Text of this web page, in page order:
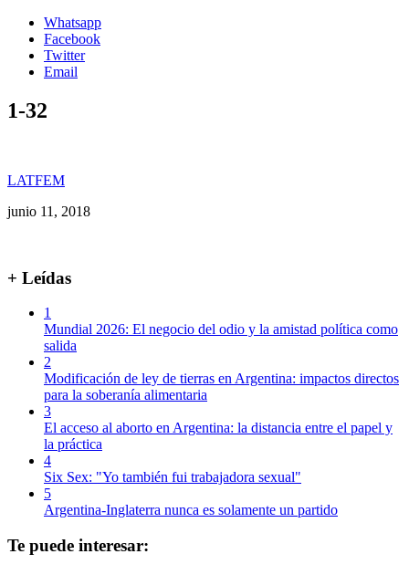
Whatsapp
Facebook
Twitter
Email
1-32
LATFEM
junio 11, 2018
+ Leídas
1
Mundial 2026: El negocio del odio y la amistad política como
salida
2
Modificación de ley de tierras en Argentina: impactos directos
para la soberanía alimentaria
3
El acceso al aborto en Argentina: la distancia entre el papel y
la práctica
4
Six Sex: "Yo también fui trabajadora sexual"
5
Argentina-Inglaterra nunca es solamente un partido
Te puede interesar: